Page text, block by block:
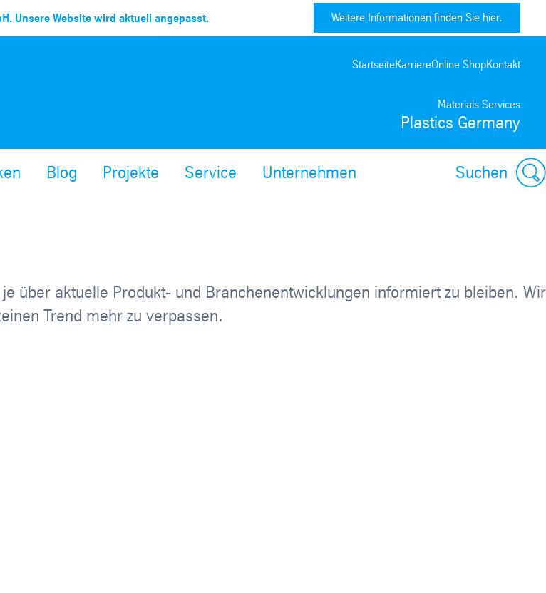
Unsere Website wird aktuell angepasst. Weitere Informationen finden Sie hier.
Materials Services
Plastics Germany
StartseiteKarriereOnline ShopKontakt
Blog Projekte Service Unternehmen Suchen
über aktuelle Produkt- und Branchenentwicklungen informiert zu bleiben. Wir
Trend mehr zu verpassen.